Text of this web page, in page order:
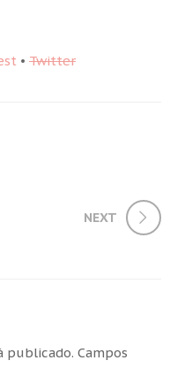
• Twitter
NEXT
publicado. Campos